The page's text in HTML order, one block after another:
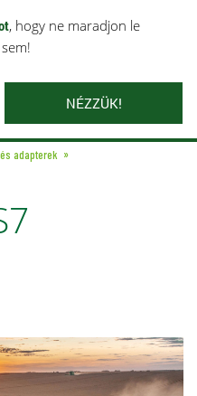
, hogy ne maradjon le
NÉZZÜK!
adapterek